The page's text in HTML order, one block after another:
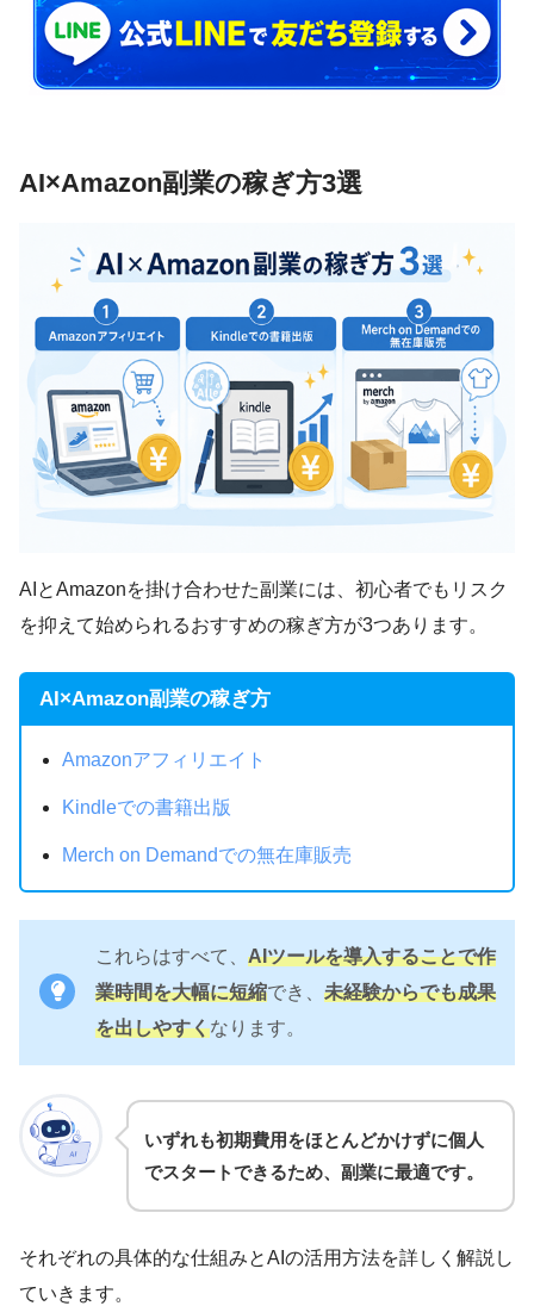
かず
を実
践しています。
初月で30万円の利益
かず
使い始めたタイミングで利益を出すなんて
流石です！
AI副業で実績を出している人は他にもいま
すよ。
かず
在宅かつスキマ時間で稼げる のが主婦にと
って一番有難いですよね。
最初は不安だと思いますが、勇気を出して
下さい！
かず
平松さんは 30万円
の利益創出を達成して
います！
正しいAI知識を学ぶことが大切だと実感し
ました。
知識ゼロでも始められたので、きっと大丈
夫ですよ。
かず
最初はみんな不安なんです。
でも勇気を持って挑戦することが大切だと
かず
成功させるためには、正しい知識を学ぶこ
とが必要です！
AI ONEの公式LINEでは、AIに関する情報を
提供しています。
AI×Amazon副業の稼ぎ方3選
AIとAmazonを掛け合わせた副業には、初心者でもリスク
を抑えて始められるおすすめの稼ぎ方が3つあります。
AI×Amazon副業の稼ぎ方
Amazonアフィリエイト
Kindleでの書籍出版
Merch on Demandでの無在庫販売
これらはすべて、 AIツールを導入することで作
業時間を大幅に短縮でき、 未経験からでも成果
を出しやすくなります。
いずれも初期費用をほとんどかけずに個人
でスタートできるため、副業に最適です。
それぞれの具体的な仕組みとAIの活用方法を詳しく解説し
ていきます。